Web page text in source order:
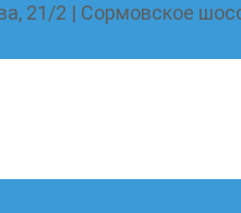
21/2 | Сормовское